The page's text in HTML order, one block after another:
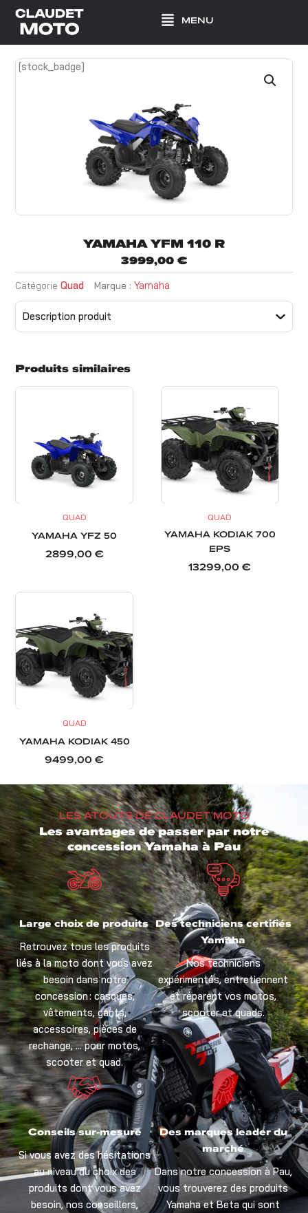
Aller
MENU
[stock_badge]
YAMAHA YFM 110 R
3999,00 €
Catégorie Quad Marque :Yamaha
Description produit
Produits similaires
QUAD
YAMAHA YFZ 50
2899,00 €
QUAD
YAMAHA KODIAK 700
EPS
13299,00€
QUAD
YAMAHA KODIAK 450
9499,00€
LES ATOUTS DE CLAUDET MOTO
Les avantages de passer par notre
concession Yamaha à Pau
Large choix de produits
Retrouvez tous les produits
liés à la moto dont vous avez
besoin dans notre
concession : casques,
vêtements, gants,
accessoires, pièces de
rechange, … pour motos,
scooter et quad.
Des techniciens certifiés
Yamaha
Nos techniciens
expérimentés, entretiennent
et réparent vos motos,
scooter et quads.
Conseils sur-mesure
Si vous avez des hésitations
au niveau du choix des
produits dont vous avez
besoin, nos conseillers,
Des marques leader du
marché
Dans notre concession à Pau,
vous trouverez des produits
Yamaha et Beta qui sont